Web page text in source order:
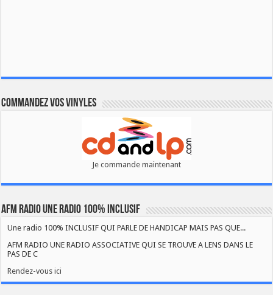
Commandez vos vinyles
Je commande maintenant
AFM RADIO UNE RADIO 100% INCLUSIF
Une radio 100% INCLUSIF QUI PARLE DE HANDICAP MAIS PAS QUE...
AFM RADIO UNE RADIO ASSOCIATIVE QUI SE TROUVE A LENS DANS LE
PAS DE C
Rendez-vous ici